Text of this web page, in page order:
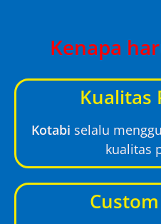
Kenapa
Kualitas
Kotabi selalu
kualitas